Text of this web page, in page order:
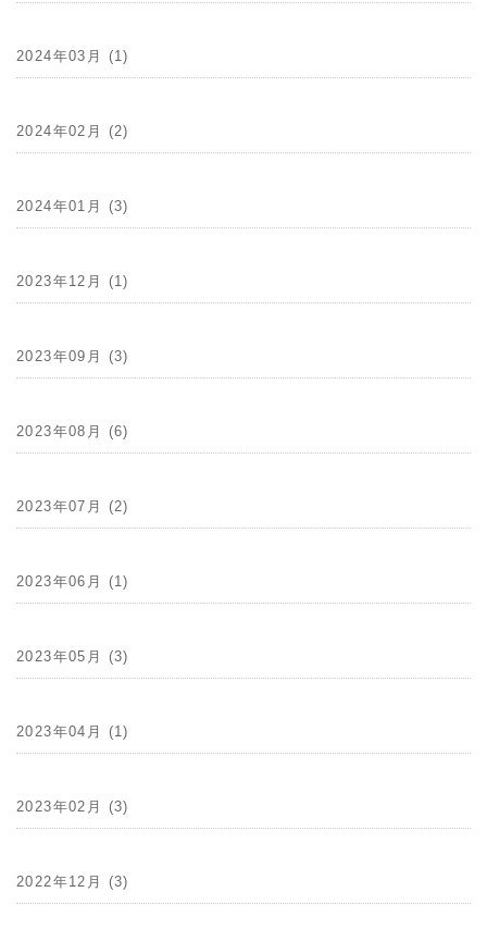
2024年03月 (1)
2024年02月 (2)
2024年01月 (3)
2023年12月 (1)
2023年09月 (3)
2023年08月 (6)
2023年07月 (2)
2023年06月 (1)
2023年05月 (3)
2023年04月 (1)
2023年02月 (3)
2022年12月 (3)